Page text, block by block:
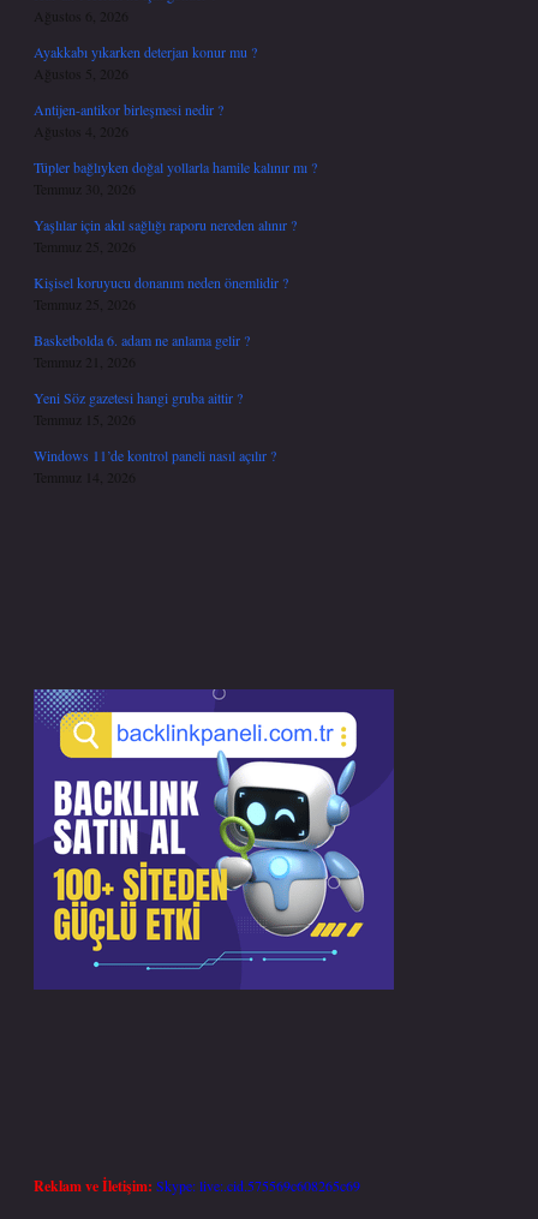
Ağustos 6, 2026
Ayakkabı yıkarken deterjan konur mu ?
Ağustos 5, 2026
Antijen-antikor birleşmesi nedir ?
Ağustos 4, 2026
Tüpler bağlıyken doğal yollarla hamile kalınır mı ?
Temmuz 30, 2026
Yaşlılar için akıl sağlığı raporu nereden alınır ?
Temmuz 25, 2026
Kişisel koruyucu donanım neden önemlidir ?
Temmuz 25, 2026
Basketbolda 6. adam ne anlama gelir ?
Temmuz 21, 2026
Yeni Söz gazetesi hangi gruba aittir ?
Temmuz 15, 2026
Windows 11’de kontrol paneli nasıl açılır ?
Temmuz 14, 2026
Reklam ve İletişim: Skype: live:.cid.575569c608265c69